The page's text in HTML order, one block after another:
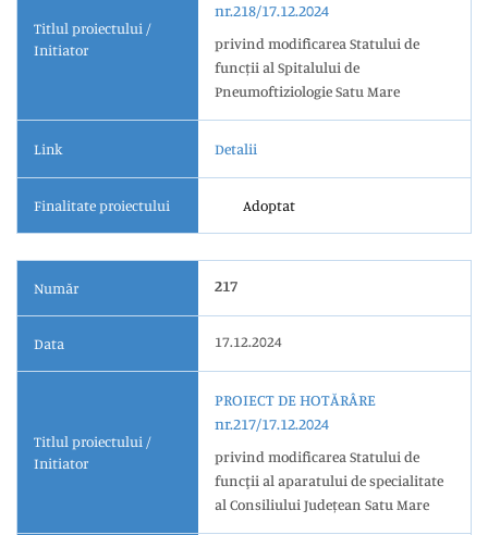
Titlul proiectului /
Initiator
nr.218/17.12.2024
privind modificarea Statului de
funcții al Spitalului de
Pneumoftiziologie Satu Mare
Link Detalii
Finalitate proiectului Adoptat
Număr 217
Data 17.12.2024
Titlul proiectului /
Initiator
PROIECT DE HOTĂRÂRE
nr.217/17.12.2024
privind modificarea Statului de
funcţii al aparatului de specialitate
al Consiliului Județean Satu Mare